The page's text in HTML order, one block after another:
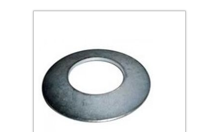
Заклепки (Гайки-Заклепки)
Инструмент